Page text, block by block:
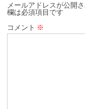
メールアドレスが公開
欄は必須項目です
コメント ※